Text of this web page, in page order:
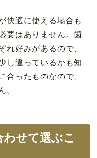
快適に使える場合も
要はありません。歯
れ好みがあるので、
し違っているかも知
合ったものなので、
。
わせて選ぶこ